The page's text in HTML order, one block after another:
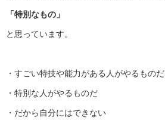
「特別なもの」
と思っています。
・すごい特技や能力がある人がやるものだ
・特別な人がやるものだ
・だから自分にはできない